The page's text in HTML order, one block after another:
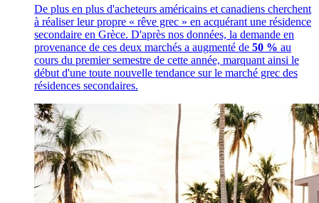
De plus en plus d'acheteurs américains et canadiens cherchent
à réaliser leur propre « rêve grec » en acquérant une résidence
secondaire en Grèce. D'après nos données, la demande en
provenance de ces deux marchés a augmenté de 50 % au
cours du premier semestre de cette année, marquant ainsi le
début d'une toute nouvelle tendance sur le marché grec des
résidences secondaires.